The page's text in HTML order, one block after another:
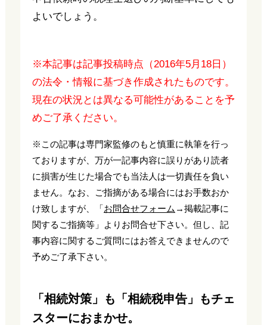
よいでしょう。
※本記事は記事投稿時点（2016年5月18日）
の法令・情報に基づき作成されたものです。
現在の状況とは異なる可能性があることを予
めご了承ください。
※この記事は専門家監修のもと慎重に執筆を行っ
ておりますが、万が一記事内容に誤りがあり読者
に損害が生じた場合でも当法人は一切責任を負い
ません。なお、ご指摘がある場合にはお手数おか
け致しますが、「お問合せフォーム →掲載記事に
関するご指摘等」よりお問合せ下さい。但し、記
事内容に関するご質問にはお答えできませんので
予めご了承下さい。
「相続対策」も「相続税申告」もチェ
スターにおまかせ。